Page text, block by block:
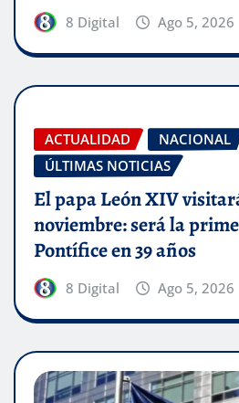
8 Digital Ago 5, 2026
ACTUALIDAD
NACIONAL
ÚLTIMAS NOTICIAS
El papa León XIV
noviembre: será la
Pontífice en 39 años
8 Digital Ago 5, 2026